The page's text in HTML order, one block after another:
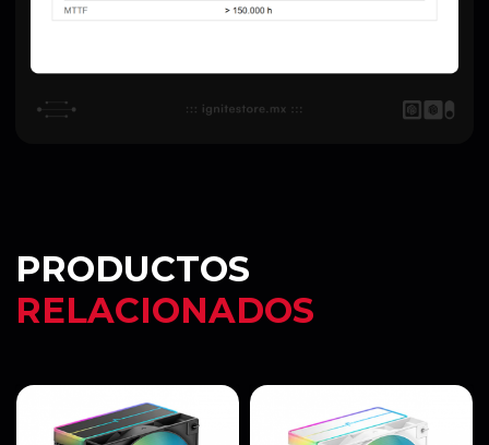
PRODUCTOS
RELACIONADOS